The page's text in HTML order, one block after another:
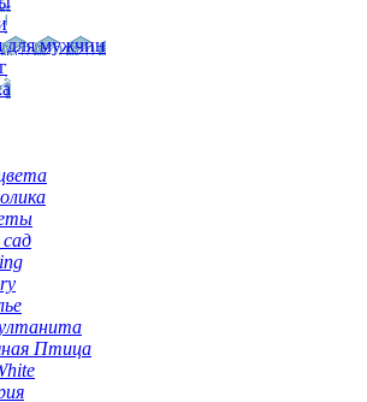
для мужчин
Птица